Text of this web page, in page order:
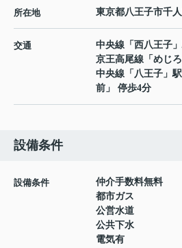
所在地 東京都八王子市千人
交通 中央線 「 西八王子
京王高尾線 「 めじ
中央線 「 八王子 」
前」 停歩4分
設備条件
設備条件
仲介手数料無料
都市ガス
公営水道
公共下水
電気有